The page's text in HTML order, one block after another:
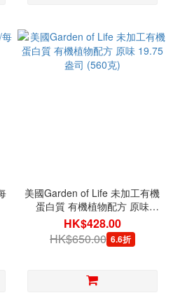
美國Garden of Life 未加工有機
蛋白質 有機植物配方 原味
19.75盎司 (560克)
HK$428.00
HK$650.00 6.6折